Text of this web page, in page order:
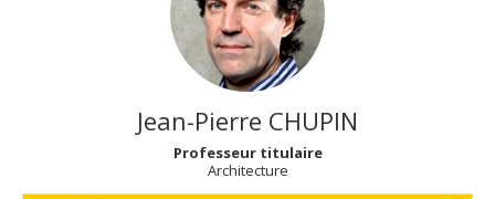
Jean-Pierre CHUPIN
Professeur titulaire
Architecture